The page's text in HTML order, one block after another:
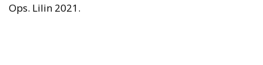
Ops. Lilin 2021.